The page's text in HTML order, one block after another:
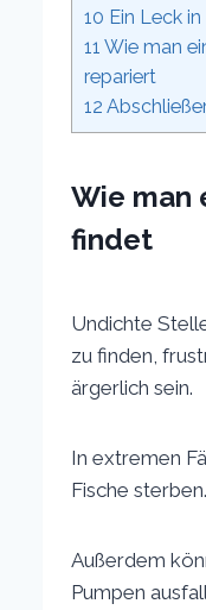
10 Ein Leck
11 Wie man
repariert
12
Wie man
findet
Undichte
zu finden,
ärgerlich sein.
In extremen
Fische sterben.
Außerdem
Pumpen